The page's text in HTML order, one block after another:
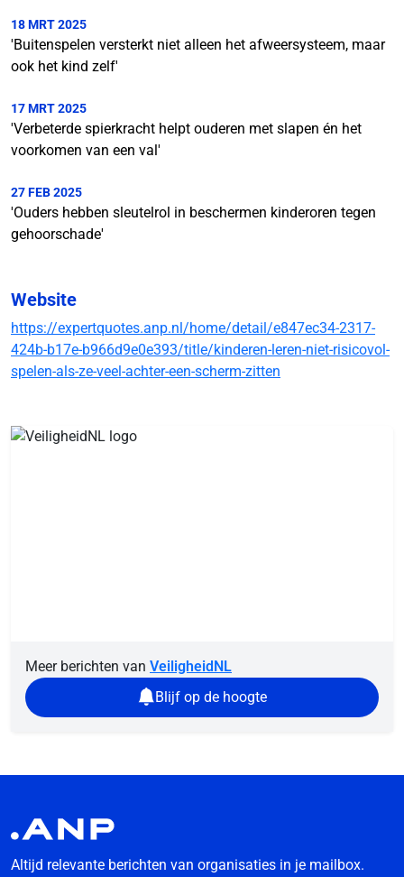
18 MRT 2025
'Buitenspelen versterkt niet alleen het afweersysteem, maar
ook het kind zelf'
17 MRT 2025
'Verbeterde spierkracht helpt ouderen met slapen én het
voorkomen van een val'
27 FEB 2025
'Ouders hebben sleutelrol in beschermen kinderoren tegen
gehoorschade'
Website
https://expertquotes.anp.nl/home/detail/e847ec34-2317-
424b-b17e-b966d9e0e393/title/kinderen-leren-niet-risicovol-
spelen-als-ze-veel-achter-een-scherm-zitten
Meer berichten van VeiligheidNL
Blijf op de hoogte
Altijd relevante berichten van organisaties in je mailbox.